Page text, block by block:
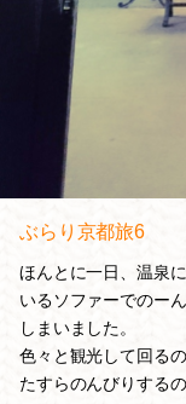
ぶらり京都旅6
ほんとに一日、温泉
いるソファーでのー
しまいました。
色々と観光して回る
たすらのんびりする